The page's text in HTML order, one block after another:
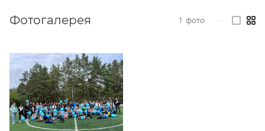
Фотогалерея 1 фото